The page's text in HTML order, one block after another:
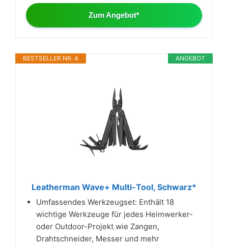
Zum Angebot*
ANGEBOT
BESTSELLER NR. 4
Leatherman Wave+ Multi-Tool, Schwarz*
Umfassendes Werkzeugset: Enthält 18
wichtige Werkzeuge für jedes Heimwerker-
oder Outdoor-Projekt wie Zangen,
Drahtschneider, Messer und mehr